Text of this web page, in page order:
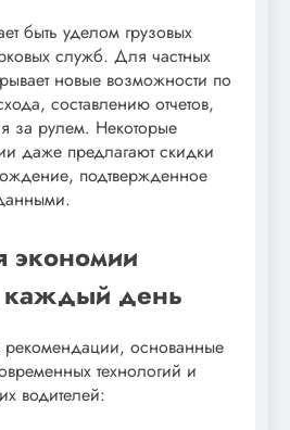
быть уделом грузовых
служб. Для частных
новые возможности по
составлению отчетов,
за рулем. Некоторые
даже предлагают скидки
подтвержденное
экономии
каждый день
основанные
технологий и
водителей: